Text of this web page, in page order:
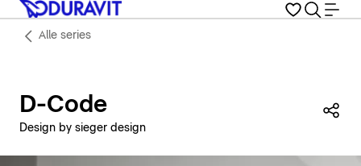
Alle series
D-Code
Design by sieger design